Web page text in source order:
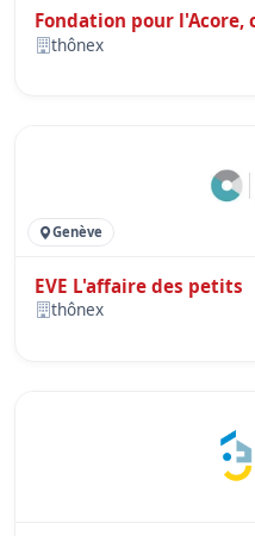
Fondation pour
thônex
Genève
EVE L'affaire des petits
thônex